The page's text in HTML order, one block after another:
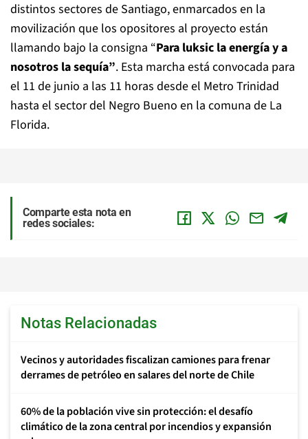
distintos sectores de Santiago, enmarcados en la
movilización que los opositores al proyecto están
llamando bajo la consigna “Para luksic la energía y a
nosotros la sequía”. Esta marcha está convocada para
el 11 de junio a las 11 horas desde el Metro Trinidad
hasta el sector del Negro Bueno en la comuna de La
Florida.
Comparte esta nota en
redes sociales:
Notas Relacionadas
Vecinos y autoridades fiscalizan camiones para frenar
derrames de petróleo en salares del norte de Chile
60% de la población vive sin protección: el desafío
climático de la zona central por incendios y expansión